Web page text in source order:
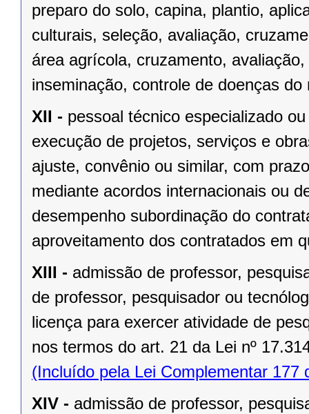
preparo do solo, capina, plantio,
culturais, seleção, avaliação,
área agrícola, cruzamento,
inseminação, controle de doenças do
XII - pessoal técnico especializado
execução de projetos, serviços e
ajuste, convênio ou similar, com
mediante acordos internacionais ou
desempenho subordinação do
aproveitamento dos contratados em
XIII - admissão de professor,
de professor, pesquisador ou
licença para exercer atividade de
nos termos do art. 21 da Lei nº
(Incluído pela Lei Complementar 177
XIV - admissão de professor,